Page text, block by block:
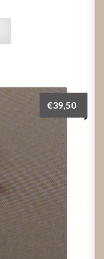
€39,50